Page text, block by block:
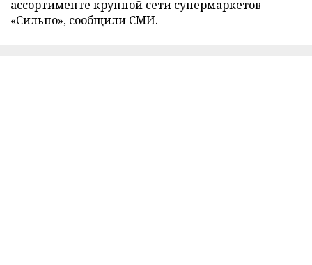
ассортименте крупной сети супермаркетов
«Сильпо», сообщили СМИ.